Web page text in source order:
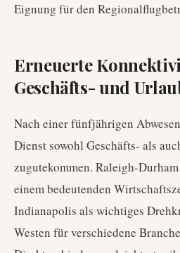
Eignung für den
Erneuerte
Geschäfts- und
Nach einer fünfjährigen
Dienst sowohl Geschäfts- als
zugutekommen. Raleigh-
einem bedeutenden
Indianapolis als wichtiges
Westen für verschiedene